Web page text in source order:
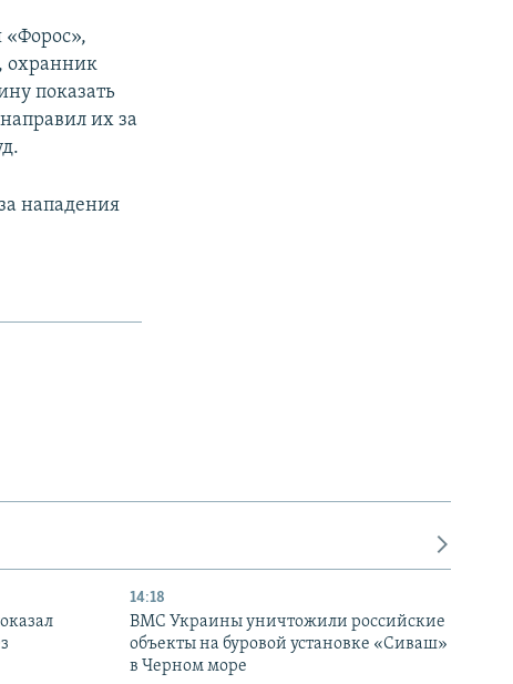
«Форос»,
охранник
показать
их за
нападения
14:18
ВМС Украины уничтожили российские
объекты на буровой установке «Сиваш»
в Черном море